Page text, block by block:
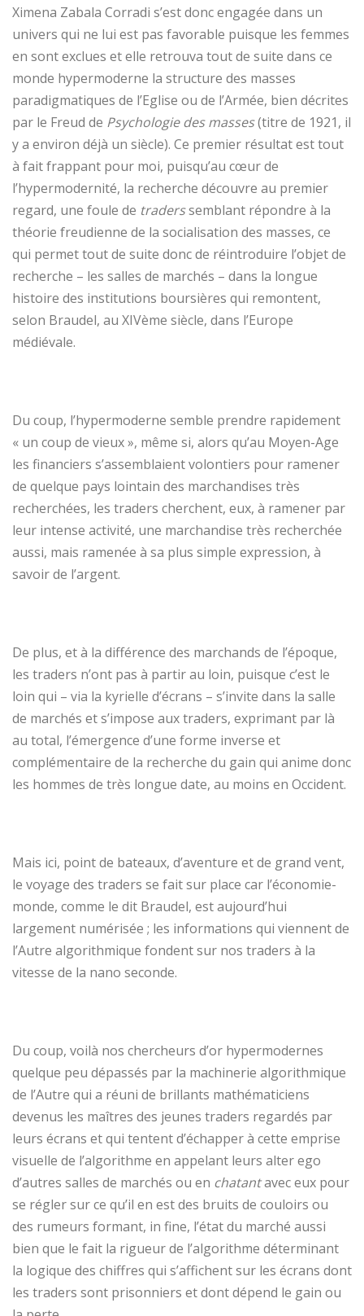
Ximena Zabala Corradi s’est donc engagée dans un
univers qui ne lui est pas favorable puisque les femmes
en sont exclues et elle retrouva tout de suite dans ce
monde hypermoderne la structure des masses
paradigmatiques de l’Eglise ou de l’Armée, bien décrites
par le Freud de Psychologie des masses(titre de 1921, il
y a environ déjà un siècle). Ce premier résultat est tout
à fait frappant pour moi, puisqu’au cœur de
l’hypermodernité, la recherche découvre au premier
regard, une foule de traderssemblant répondre à la
théorie freudienne de la socialisation des masses, ce
qui permet tout de suite donc de réintroduire l’objet de
recherche – les salles de marchés – dans la longue
histoire des institutions boursières qui remontent,
selon Braudel, au XIVème siècle, dans l’Europe
médiévale.
Du coup, l’hypermoderne semble prendre rapidement
« un coup de vieux », même si, alors qu’au Moyen-Age
les financiers s’assemblaient volontiers pour ramener
de quelque pays lointain des marchandises très
recherchées, les traders cherchent, eux, à ramener par
leur intense activité, une marchandise très recherchée
aussi, mais ramenée à sa plus simple expression, à
savoir de l’argent.
De plus, et à la différence des marchands de l’époque,
les traders n’ont pas à partir au loin, puisque c’est le
loin qui – via la kyrielle d’écrans – s’invite dans la salle
de marchés et s’impose aux traders, exprimant par là
au total, l’émergence d’une forme inverse et
complémentaire de la recherche du gain qui anime donc
les hommes de très longue date, au moins en Occident.
Mais ici, point de bateaux, d’aventure et de grand vent,
le voyage des traders se fait sur place car l’économie-
monde, comme le dit Braudel, est aujourd’hui
largement numérisée ; les informations qui viennent de
l’Autre algorithmique fondent sur nos traders à la
vitesse de la nano seconde.
Du coup, voilà nos chercheurs d’or hypermodernes
quelque peu dépassés par la machinerie algorithmique
de l’Autre qui a réuni de brillants mathématiciens
devenus les maîtres des jeunes traders regardés par
leurs écrans et qui tentent d’échapper à cette emprise
visuelle de l’algorithme en appelant leurs alter ego
d’autres salles de marchés ou en chatantavec eux pour
se régler sur ce qu’il en est des bruits de couloirs ou
des rumeurs formant, in fine, l’état du marché aussi
bien que le fait la rigueur de l’algorithme déterminant
la logique des chiffres qui s’affichent sur les écrans dont
les traders sont prisonniers et dont dépend le gain ou